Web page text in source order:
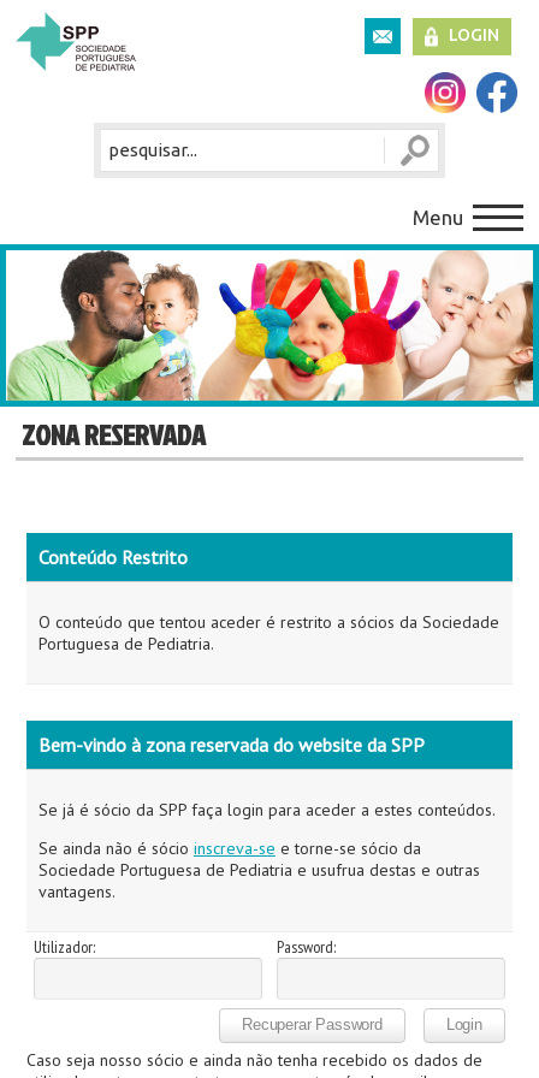
LOGIN
Menu
ZONA RESERVADA
Conteúdo Restrito
O conteúdo que tentou aceder é restrito a sócios da Sociedade
Portuguesa de Pediatria.
Bem-vindo à zona reservada do website da SPP
Se já é sócio da SPP faça login para aceder a estes conteúdos.
Se ainda não é sócio inscreva-se e torne-se sócio da
Sociedade Portuguesa de Pediatria e usufrua destas e outras
vantagens.
Utilizador: Password:
Caso seja nosso sócio e ainda não tenha recebido os dados de